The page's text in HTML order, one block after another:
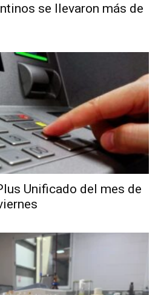
se llevaron más de
Unificado del mes de